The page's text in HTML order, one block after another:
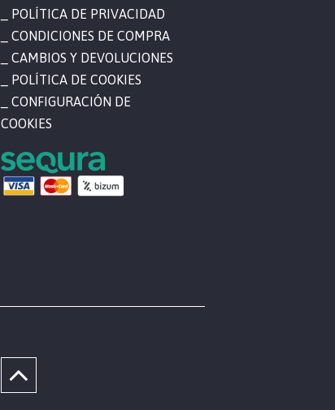
POLÍTICA DE PRIVACIDAD
CONDICIONES DE COMPRA
CAMBIOS Y DEVOLUCIONES
POLÍTICA DE COOKIES
CONFIGURACIÓN DE
COOKIES